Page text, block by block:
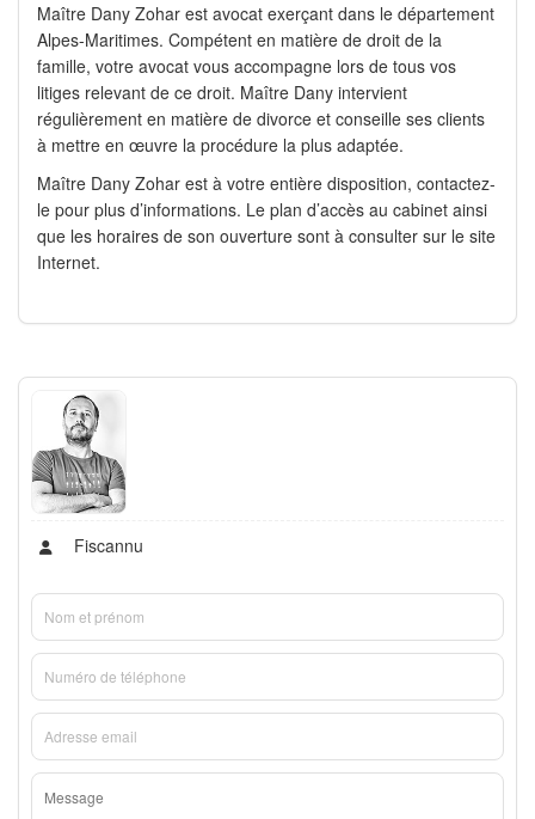
Maître Dany Zohar est avocat exerçant dans le département
Alpes-Maritimes. Compétent en matière de droit de la
famille, votre avocat vous accompagne lors de tous vos
litiges relevant de ce droit. Maître Dany intervient
régulièrement en matière de divorce et conseille ses clients
à mettre en œuvre la procédure la plus adaptée.
Maître Dany Zohar est à votre entière disposition, contactez-
le pour plus d’informations. Le plan d’accès au cabinet ainsi
que les horaires de son ouverture sont à consulter sur le site
Internet.
Fiscannu